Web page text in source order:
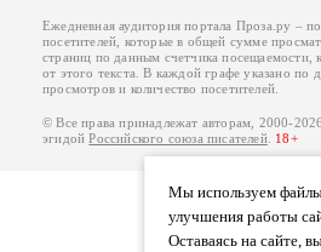
Мы используем
улучшения работы
Оставаясь на сайте,
Ежедневная аудитория портала Проза.ру –
посетителей, которые в общей сумме
страниц по данным счетчика посещаемости,
от этого текста. В каждой графе указано по
просмотров и количество посетителей.
© Все права принадлежат авторам, 2000-
эгидойРоссийского союза писателей. 18+